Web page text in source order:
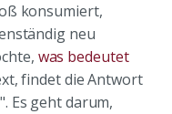
konsumiert,
neu
was bedeutet
findet die Antwort
Es geht darum,